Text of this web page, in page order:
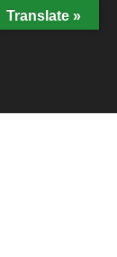
Translate »